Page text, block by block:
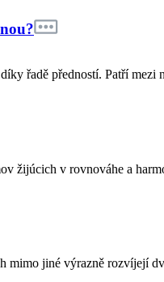
řadě předností. Patří mezi
žijúcich v rovnováhe a
mimo jiné výrazně rozvíjejí